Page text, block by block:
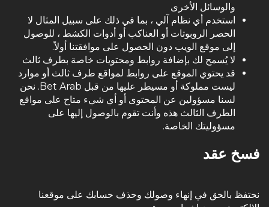
والوسائل الأخرى
استخدم أي نظام آلي ، بما في ذلك على سبيل المثال لا
الحصر الروبوتات أو العناكب أو أدوات الكشط ، للوصول
إلى موقع الويب دون الحصول على موافقتنا أولاً.
لا يُسمح لك بإضافة روابط ومحتويات خاصة بطرف ثالث
قد يحتوي الموقع على روابط لمواقع طرف ثالث أو موارد
ليست مملوكة أو مسيطر عليها من قبل Bet Arab. نحن
لسنا مسؤولين عن المحتوى أو أي شيء متاح على مواقع
الطرف الثالث هذه وأنت تقوم بالوصول إليها على
مسؤوليتك الخاصة.
فسخ عقد
نحتفظ بالحق في إنهاء وصولك وحذف حسابك على موقعنا